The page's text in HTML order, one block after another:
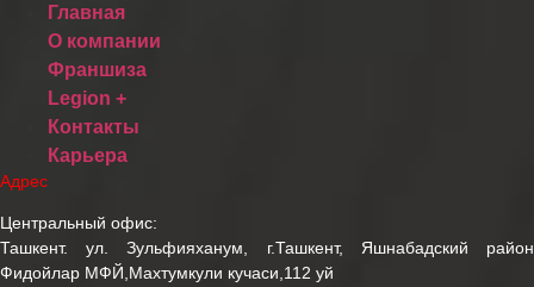
Главная
О компании
Франшиза
Legion +
Контакты
Карьера
Адрес
Центральный офис:
Ташкент. ул. Зульфияханум, г.Ташкент, Яшнабадский район
Фидойлар МФЙ,Махтумкули кучаси,112 уй